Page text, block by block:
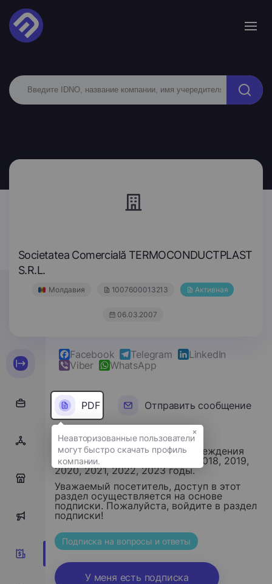
Societatea Comercială TERMOCONDUCTPLAST
S.R.L.
Молдавия 1007600013213 Активная
06.03.2007
Facebook Telegram
LinkedIn
Viber
WhatsApp
PDF Отправить сообщение
Финансовые отчеты этого учреждения
хранятся за 2015, 2016, 2017, 2018, 2019,
2020, 2021, 2022, 2023 годы.
Уважаемый посетитель, доступ в этот
раздел осуществляется на основе
подписки. Пожалуйста, войдите в раздел
подписки!
Подписка на вопросы и ответы
У меня есть подписка
×